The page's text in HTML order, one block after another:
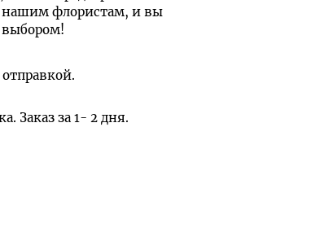
нашим флористам, и вы
выбором!
Заказ за 1- 2 дня.